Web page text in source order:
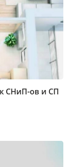
СНиП-ов и СП